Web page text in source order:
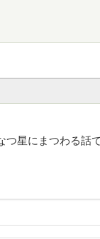
つ星にまつわる話